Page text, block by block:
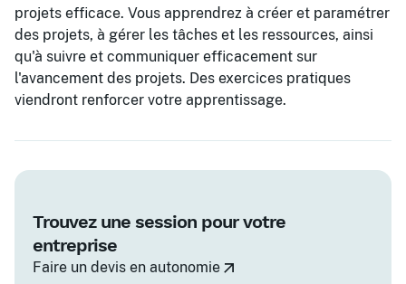
projets efficace. Vous apprendrez à créer et paramétrer
des projets, à gérer les tâches et les ressources, ainsi
qu'à suivre et communiquer efficacement sur
l'avancement des projets. Des exercices pratiques
viendront renforcer votre apprentissage.
Trouvez une session pour votre
entreprise
Faire un devis en autonomie